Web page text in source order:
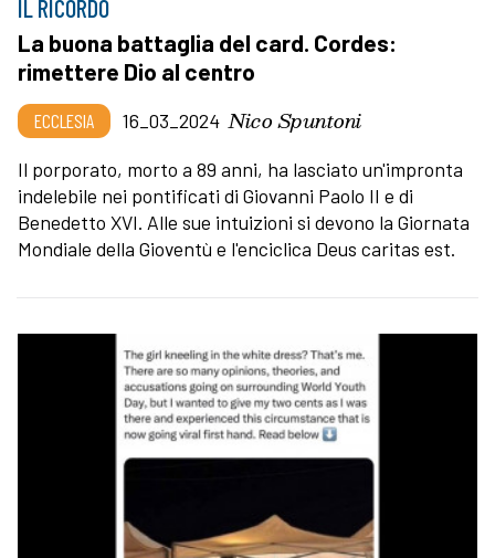
IL RICORDO
La buona battaglia del card. Cordes:
rimettere Dio al centro
ECCLESIA 16_03_2024 Nico Spuntoni
Il porporato, morto a 89 anni, ha lasciato un'impronta
indelebile nei pontificati di Giovanni Paolo II e di
Benedetto XVI. Alle sue intuizioni si devono la Giornata
Mondiale della Gioventù e l'enciclica Deus caritas est.